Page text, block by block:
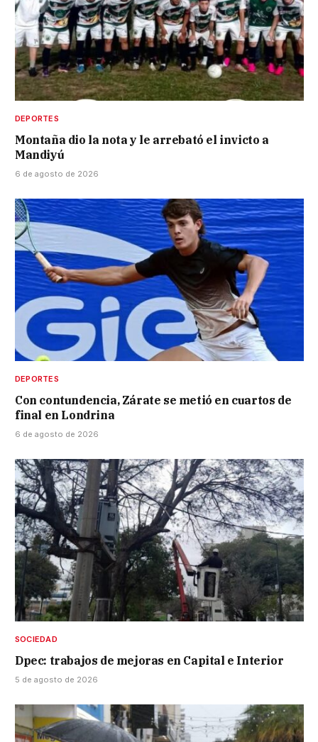
DEPORTES
Montaña dio la nota y le arrebató el invicto a
Mandiyú
6 de agosto de 2026
DEPORTES
Con contundencia, Zárate se metió en cuartos de
final en Londrina
6 de agosto de 2026
SOCIEDAD
Dpec: trabajos de mejoras en Capital e Interior
5 de agosto de 2026